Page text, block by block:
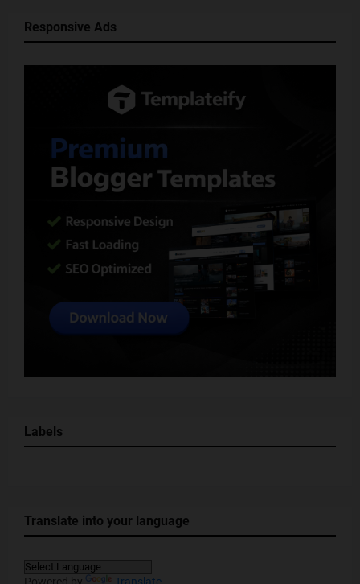
Responsive Ads
Labels
Translate into your language